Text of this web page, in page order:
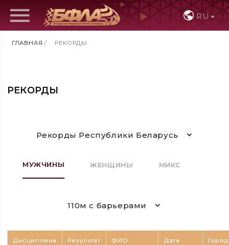
RU
ГЛАВНАЯ / РЕКОРДЫ
РЕКОРДЫ
Рекорды Республики Беларусь
МУЖЧИНЫ ЖЕНЩИНЫ МИКС
110м с барьерами
Дисциплина Результат
ФИО
Дата Город